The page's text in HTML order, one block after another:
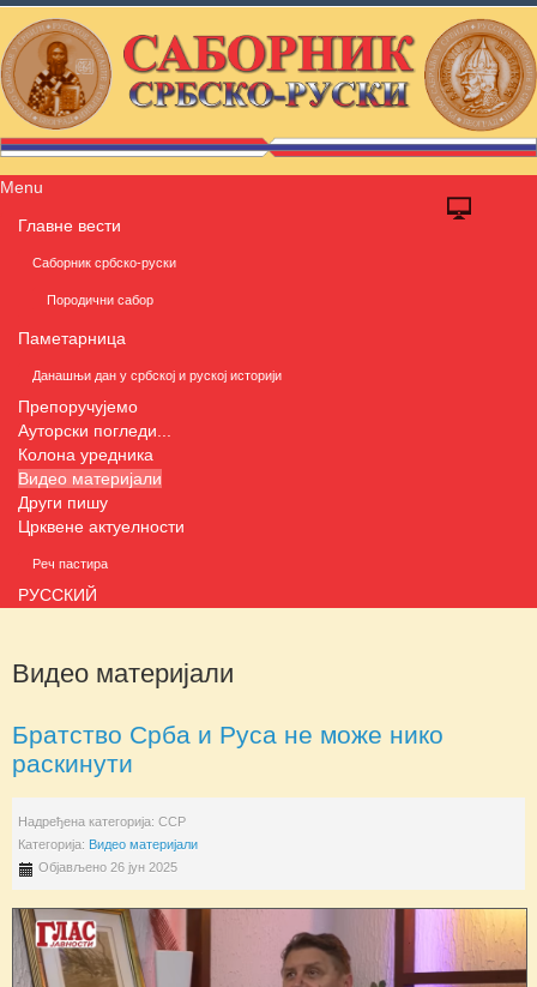
Menu
Главне вести
Саборник србско-руски
Породични сабор
Паметарница
Данашњи дан у србској и руској историји
Препоручујемо
Ауторски погледи...
Колона уредника
Видео материјали
Други пишу
Црквене актуелности
Реч пастира
РУССКИЙ
Видео материјали
Братство Срба и Руса не може нико
раскинути
Надређена категорија: ССР
Категорија: Видео материјали
Објављено 26 јун 2025